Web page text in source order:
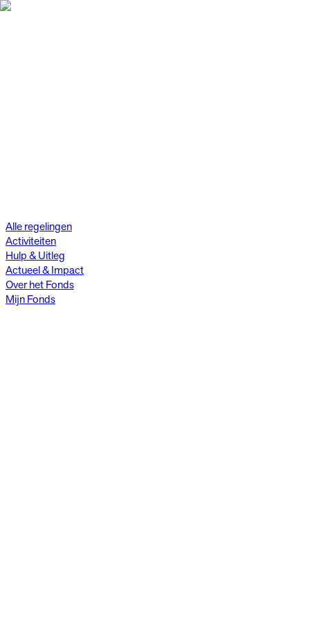
Alle regelingen
Activiteiten
Hulp & Uitleg
Actueel & Impact
Over het Fonds
Mijn Fonds